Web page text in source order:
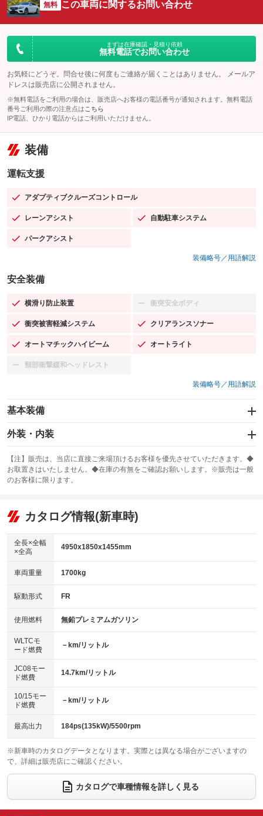
無料 この車両に関するお問い合わせ
まずは在庫確認・見積り依頼
無料電話でお問い合わせ
お気軽にどうぞ。問合せ後に何度もご連絡が届くことはありません。 メールア
ドレスは販売店に公開されません。
※無料電話をご利用の場合は、販売店へお客様の電話番号が通知されます。無料電話
番号ご利用の際の注意点は こちら
IP電話、ひかり電話からはご利用いただけません。
装備
運転支援
アダプティブクルーズコントロール
：装備あり
レーンアシスト
：装備あり 自動駐車システム
：装備あり
パークアシスト
：装備あり
装備略号／用語解説
安全装備
横滑り防止装置
：装備あり 衝突安全ボディ
：装備なし
衝突被害軽減システム
：装備あり クリアランスソナー
：装備あり
オートマチックハイビーム
：装備あり オートライト
：装備あり
頸部衝撃緩和ヘッドレスト
：装備なし
装備略号／用語解説
基本装備
エアバッグ：運転席/助手席/サイド
：装備あり
：装備なし
サンルーフ
：装備なし ABS
リフトアップ
：装備なし
：装備なし
パワーウィンドウ
アイドリングストップ
：装備あり
USB入力端子
：装備あり
100V電源
：装備なし
センターデフロック
：装備なし
電動格納ミラー
：装備あり
外装・内装
カーナビ：HDDナビ
：装備あり
TV：フルセグ
：装備あり
ビジュアル
：装備なし
：装備あり
革シート
キーレス
HID(キセノンライト)
：装備なし
バックカメラ
：装備あり
エアロ
：装備なし
：装備なし
パワーシート
ベンチシート
：装備なし
チップアップシート
：装備なし
：装備なし ：装備あり
ウォークスルー
：装備なし
電動リアゲート フロントカメラ
：装備あり
：装備なし ：装備あり
【注】販売は、当店に直接ご来場頂けるお客様を優先させていただきます。◆
お取置きはいたしません。◆在庫の有無をご確認お願いします。※販売は一般
のお客様に限ります。
カタログ情報(新車時)
全長×全幅
×全高
4950x1850x1455mm
車両重量 1700kg
駆動形式 FR
使用燃料 無鉛プレミアムガソリン
WLTCモ
ード燃費
－km/リットル
JC08モー
ド燃費
14.7km/リットル
10/15モー
ド燃費
－km/リットル
最高出力 184ps(135kW)/5500rpm
※新車時のカタログデータとなります。実際とは異なる場合がございますの
で、詳細は販売店にご確認ください。
カタログで車種情報を詳しく見る